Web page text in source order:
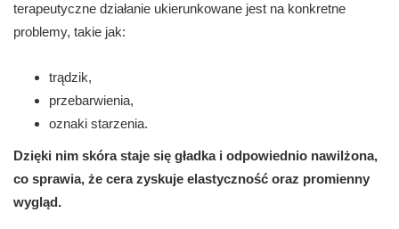
terapeutyczne działanie ukierunkowane jest na konkretne
problemy, takie jak:
trądzik,
przebarwienia,
oznaki starzenia.
Dzięki nim skóra staje się gładka i odpowiednio nawilżona,
co sprawia, że cera zyskuje elastyczność oraz promienny
wygląd.